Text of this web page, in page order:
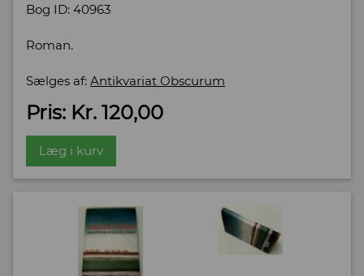
Bog ID: 40963
Roman.
Sælges af: Antikvariat Obscurum
Pris: Kr. 120,00
Læg i kurv